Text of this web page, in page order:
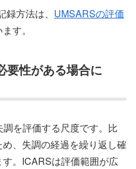
方法は、 UMSARSの評価
す。
要性がある場合に
を評価する尺度です。比
、失調の経過を繰り返し確
。ICARSは評価範囲が広